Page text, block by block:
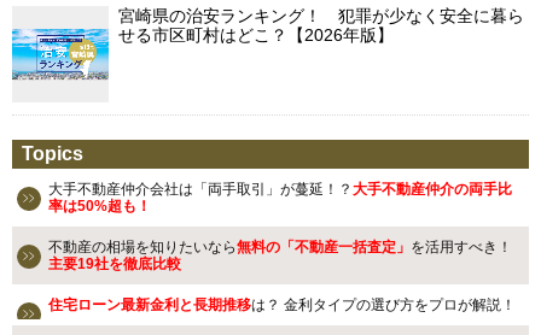
宮崎県の治安ランキング！ 犯罪が少なく安全に暮ら
せる市区町村はどこ？【2026年版】
Topics
大手不動産仲介会社は「両手取引」が蔓延！？ 大手不動産仲介の両手比
率は50%超も！
不動産の相場を知りたいなら無料の「不動産一括査定」 を活用すべき！
主要19社を徹底比較
住宅ローン最新金利と長期推移は？ 金利タイプの選び方をプロが解説！